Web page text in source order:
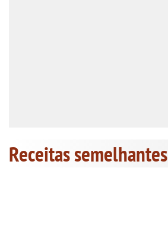
Receitas semelhantes